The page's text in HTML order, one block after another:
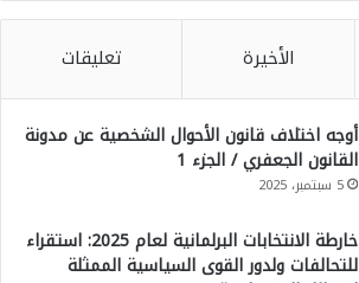
الأخيرة تعليقات
أوجه اختلاف قانون الأحوال الشخصية عن مدونة
القانون الجعفري / الجزء 1
5 سبتمبر، 2025
خارطة الانتخابات البرلمانية لعام 2025: استقراء
للتحالفات ولدور القوى السياسية الممثلة